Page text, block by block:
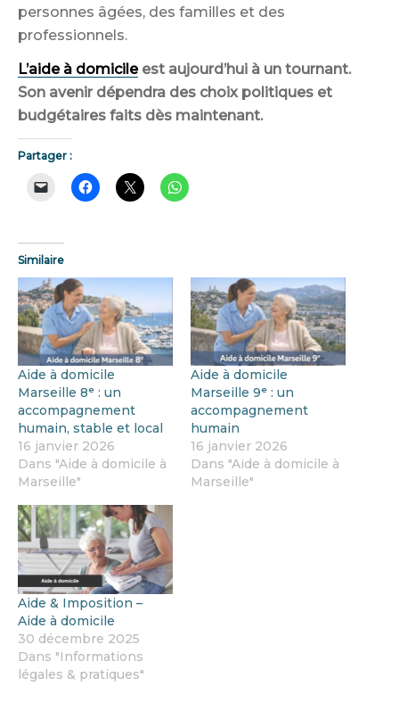
personnes âgées, des familles et des
professionnels.
L’aide à domicileest aujourd’hui à un tournant.
Son avenir dépendra des choix politiques et
budgétaires faits dès maintenant.
Partager :
Similaire
Aide à domicile
Marseille 8ᵉ : un
accompagnement
humain, stable et local
16 janvier 2026
Dans "Aide à domicile à
Marseille"
Aide à domicile
Marseille 9ᵉ : un
accompagnement
humain
16 janvier 2026
Dans "Aide à domicile à
Marseille"
Aide & Imposition –
Aide à domicile
30 décembre 2025
Dans "Informations
légales & pratiques"